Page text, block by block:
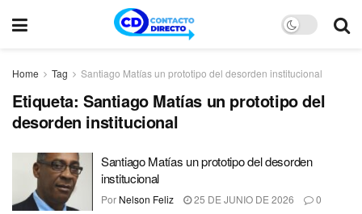
Home Tag Santiago Matías un prototipo del desorden institucional
Etiqueta: Santiago Matías un prototipo del
desorden institucional
Santiago Matías un prototipo del desorden
institucional
Por Nelson Feliz 25 DE JUNIO DE 2026 0